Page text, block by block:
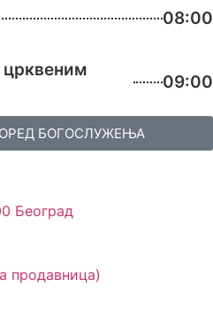
08:00
црквеним
09:00
БОГОСЛУЖЕЊА
Београд
продавница)